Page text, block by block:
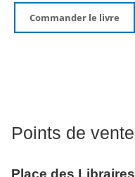
Commander le livre
Points de vente
Place des Libraires